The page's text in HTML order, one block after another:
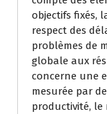
objectifs fixés,
respect des
problèmes de
globale aux
concerne une
mesurée par
productivité, le